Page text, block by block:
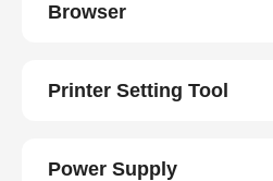
Browser
Printer Setting Tool
Power Supply